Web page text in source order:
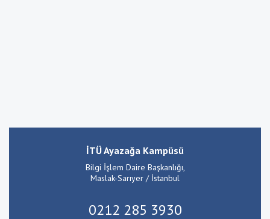
İTÜ Ayazağa Kampüsü
Bilgi İşlem Daire Başkanlığı,
Maslak-Sarıyer / İstanbul
0212 285 3930